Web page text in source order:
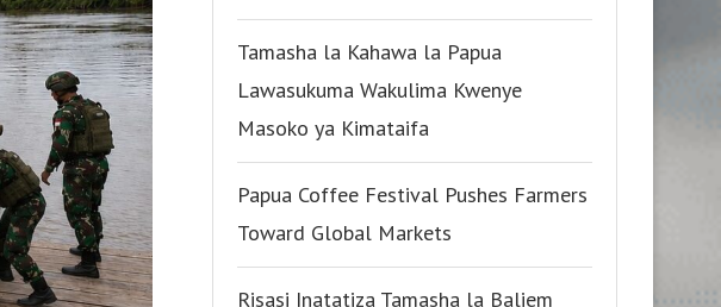
Tamasha la Kahawa la Papua
Lawasukuma Wakulima Kwenye
Masoko ya Kimataifa
Papua Coffee Festival Pushes Farmers
Toward Global Markets
Risasi Inatatiza Tamasha la Baliem